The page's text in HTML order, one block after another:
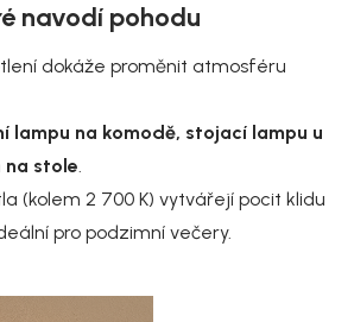
navodí pohodu
dokáže proměnit atmosféru
lampu na komodě, stojací lampu u
na stole.
(kolem 2 700 K) vytvářejí pocit klidu
pro podzimní večery.